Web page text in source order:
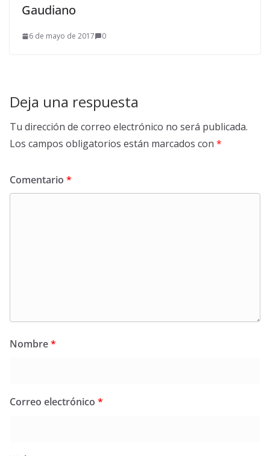
Gaudiano
6 de mayo de 2017 0
Deja una respuesta
Tu dirección de correo electrónico no será publicada.
Los campos obligatorios están marcados con *
Comentario *
Nombre*
Correo electrónico *